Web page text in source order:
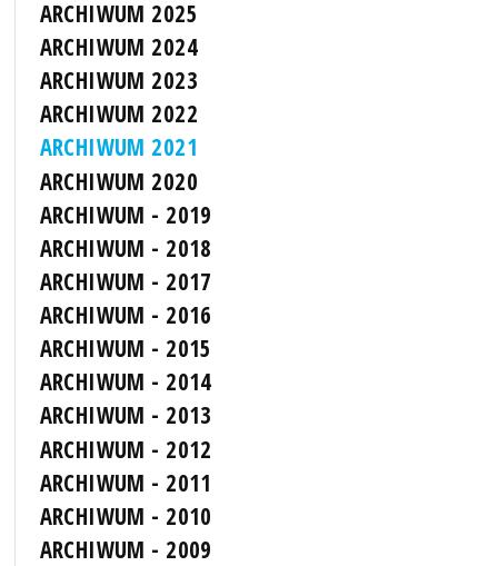
ARCHIWUM 2025
ARCHIWUM 2024
ARCHIWUM 2023
ARCHIWUM 2022
ARCHIWUM 2021
ARCHIWUM 2020
ARCHIWUM - 2019
ARCHIWUM - 2018
ARCHIWUM - 2017
ARCHIWUM - 2016
ARCHIWUM - 2015
ARCHIWUM - 2014
ARCHIWUM - 2013
ARCHIWUM - 2012
ARCHIWUM - 2011
ARCHIWUM - 2010
ARCHIWUM - 2009